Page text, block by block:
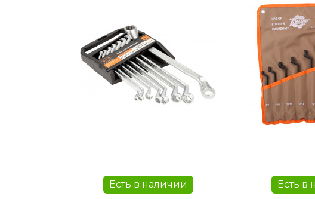
Есть в наличии Есть в